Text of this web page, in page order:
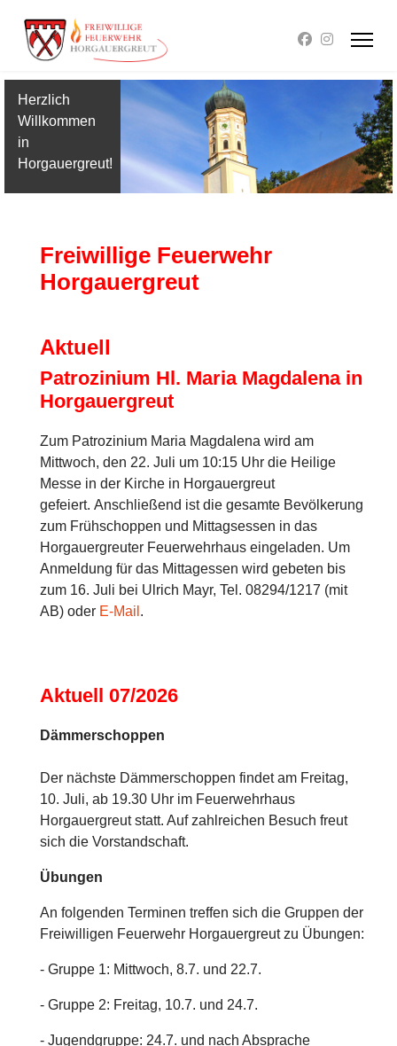
Herzlich
Willkommen
in
Horgauergreut!
Freiwillige Feuerwehr
Horgauergreut
Aktuell
Patrozinium Hl. Maria Magdalena in
Horgauergreut
Zum Patrozinium Maria Magdalena wird am
Mittwoch, den 22. Juli um 10:15 Uhr die Heilige
Messe in der Kirche in Horgauergreut
gefeiert. Anschließend ist die gesamte Bevölkerung
zum Frühschoppen und Mittagsessen in das
Horgauergreuter Feuerwehrhaus eingeladen. Um
Anmeldung für das Mittagessen wird gebeten bis
zum 16. Juli bei Ulrich Mayr, Tel. 08294/1217 (mit
AB) oder E-Mail .
Aktuell 07/2026
Dämmerschoppen
Der nächste Dämmerschoppen findet am Freitag,
10. Juli, ab 19.30 Uhr im Feuerwehrhaus
Horgauergreut statt. Auf zahlreichen Besuch freut
sich die Vorstandschaft.
Übungen
An folgenden Terminen treffen sich die Gruppen der
Freiwilligen Feuerwehr Horgauergreut zu Übungen:
- Gruppe 1: Mittwoch, 8.7. und 22.7.
- Gruppe 2: Freitag, 10.7. und 24.7.
- Jugendgruppe: 24.7. und nach Absprache